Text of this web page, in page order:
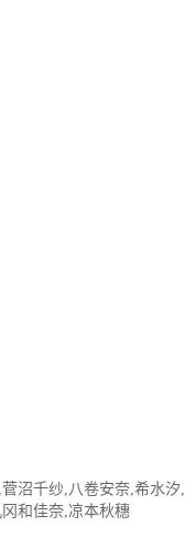
沼千纱,八卷安奈,希水汐,
和佳奈,凉本秋穗